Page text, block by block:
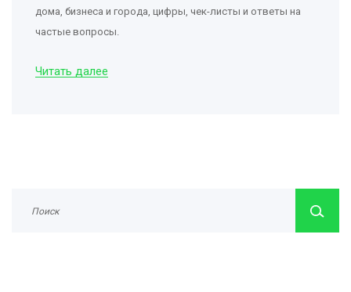
дома, бизнеса и города, цифры, чек-листы и ответы на
частые вопросы.
Читать далее